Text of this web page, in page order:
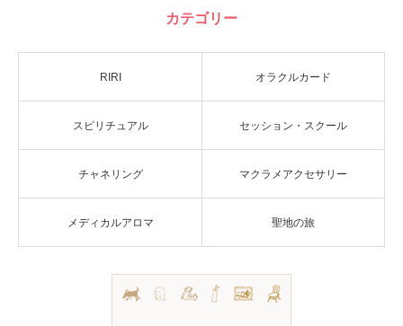
カテゴリー
RIRI オラクルカード
スピリチュアル セッション・スクール
チャネリング マクラメアクセサリー
メディカルアロマ 聖地の旅